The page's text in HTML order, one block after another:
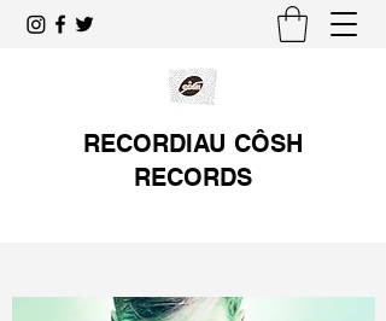
RECORDIAU CÔSH
RECORDS